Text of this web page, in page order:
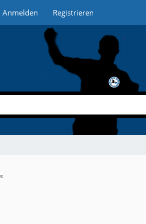
Anmelden Registrieren